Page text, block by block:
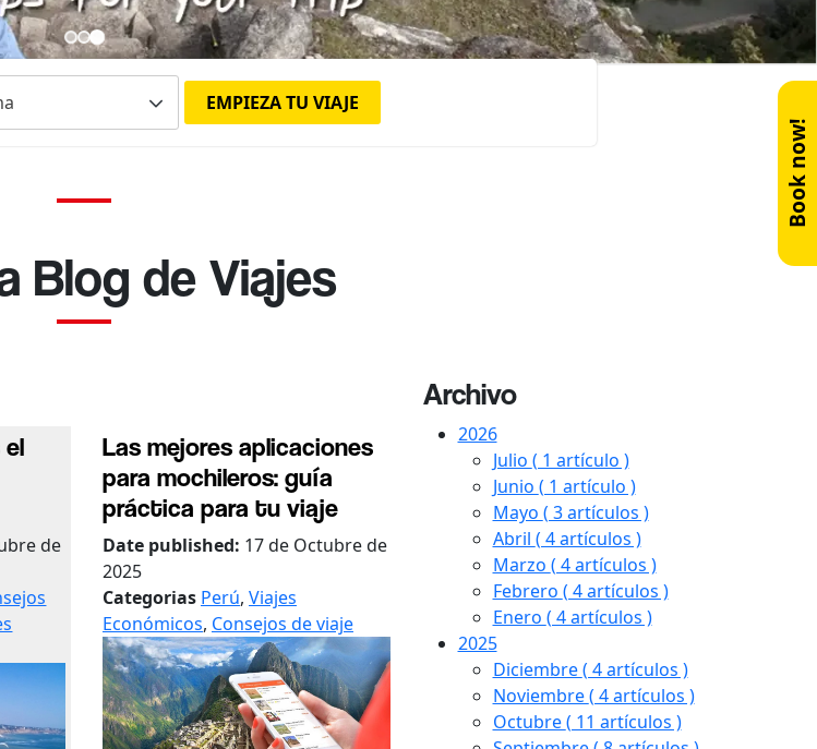
Book now!
EMPIEZA TU VIAJE
Blog de Viajes
el
de
Las mejores aplicaciones
para mochileros: guía
práctica para tu viaje
Date published: 17 de Octubre de
2025
Categorias Perú, Viajes
Económicos, Consejos de viaje
Archivo
2026
Julio ( 1 artículo )
Junio ( 1 artículo )
Mayo ( 3 artículos )
Abril ( 4 artículos )
Marzo ( 4 artículos )
Febrero ( 4 artículos )
Enero ( 4 artículos )
2025
Diciembre( 4 artículos )
Noviembre( 4 artículos )
Octubre( 11 artículos )